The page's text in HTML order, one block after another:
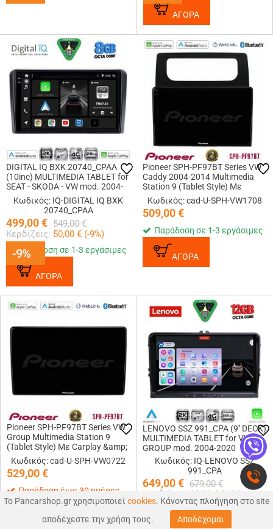
Το Pancarshop.gr χρησιμοποιεί cookies. Κάνοντας πλοήγηση στο site
αποδέχεστε την χρήση τους.
Αποδέχομαι
ΑΓΟΡΑ
-9%
DIGITAL IQ BXK 20740_CPAA
(10inc) MULTIMEDIA TABLET for
SEAT - SKODA - VW mod. 2004-
2014
Κωδικός: IQ-DIGITAL IQ BXK
20740_CPAA
499,00€ 549,00 €
Κερδίζεις: 50,00 € (-9%)
-9%
Παράδοση σε 1-3 εργάσιμες
ΑΓΟΡΑ
Pioneer SPH-PF97BT Series VW
Caddy 2004-2014 Multimedia
Station 9 (Tablet Style) Με
Carplay &amp; Android Auto
Κωδικός: cad-U-SPH-VW1708
509,00€
Παράδοση σε 1-3 εργάσιμες
ΑΓΟΡΑ
Pioneer SPH-PF97BT Series VW
Group Multimedia Station 9
(Tablet Style) Με Carplay &amp;
Android Auto
Κωδικός: cad-U-SPH-VW0722
529,00€
Παράδοση έως 30 ημέρες
ΑΓΟΡΑ -4%
LENOVO SSZ 991_CPA (9'' DECK)
MULTIMEDIA TABLET for VW
GROUP mod. 2004-2020
Κωδικός: IQ-LENOVO SSZ
991_CPA
649,00€ 679,00 €
Κερδίζεις:
30,00 € ( -4%)
-4%Παράδοση σε 1-3 εργάσιμες
ΑΝΑΖΉΤΗΣΗ ΑΓΑΠΗΜΕΝΑ
0 0